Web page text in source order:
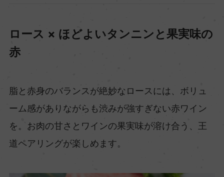
ロース × ほどよいタンニンと果実味の
赤
脂と赤身のバランスが絶妙なロースには、ボリュ
ーム感がありながらも渋みが強すぎない赤ワイン
を。お肉の甘さとワインの果実味が溶け合う、王
道ペアリングが楽しめます。